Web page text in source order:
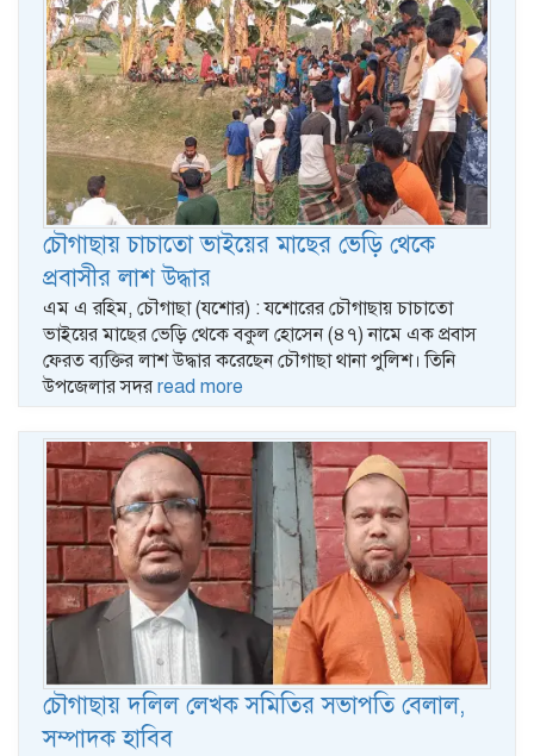
চৌগাছায় চাচাতো ভাইয়ের মাছের ভেড়ি থেকে
প্রবাসীর লাশ উদ্ধার
এম এ রহিম, চৌগাছা (যশোর) : যশোরের চৌগাছায় চাচাতো
ভাইয়ের মাছের ভেড়ি থেকে বকুল হোসেন (৪৭) নামে এক প্রবাস
ফেরত ব্যক্তির লাশ উদ্ধার করেছেন চৌগাছা থানা পুলিশ। তিনি
উপজেলার সদর read more
চৌগাছায় দলিল লেখক সমিতির সভাপতি বেলাল,
সম্পাদক হাবিব